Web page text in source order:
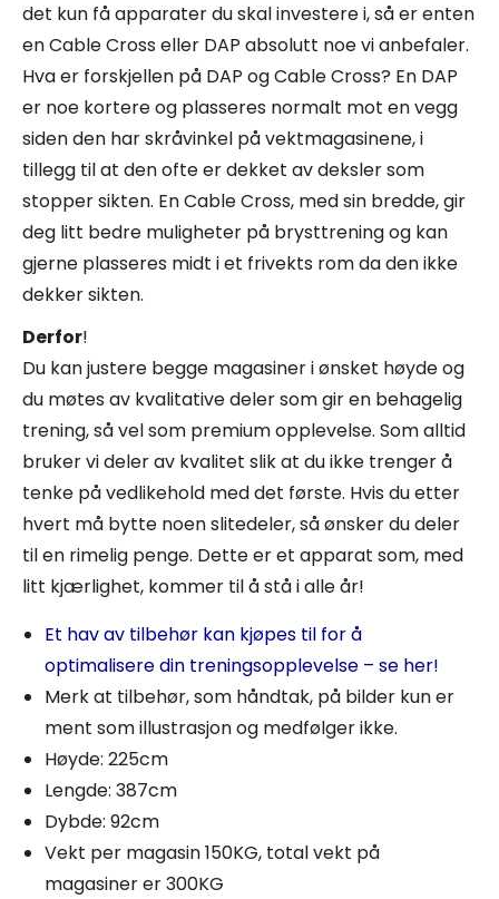
det kun få apparater du skal investere i, så er enten
en Cable Cross eller DAP absolutt noe vi anbefaler.
Hva er forskjellen på DAP og Cable Cross? En DAP
er noe kortere og plasseres normalt mot en vegg
siden den har skråvinkel på vektmagasinene, i
tillegg til at den ofte er dekket av deksler som
stopper sikten. En Cable Cross, med sin bredde, gir
deg litt bedre muligheter på brysttrening og kan
gjerne plasseres midt i et frivekts rom da den ikke
dekker sikten.
Derfor!
Du kan justere begge magasiner i ønsket høyde og
du møtes av kvalitative deler som gir en behagelig
trening, så vel som premium opplevelse. Som alltid
bruker vi deler av kvalitet slik at du ikke trenger å
tenke på vedlikehold med det første. Hvis du etter
hvert må bytte noen slitedeler, så ønsker du deler
til en rimelig penge. Dette er et apparat som, med
litt kjærlighet, kommer til å stå i alle år!
Et hav av tilbehør kan kjøpes til for å
optimalisere din treningsopplevelse – se her!
Merk at tilbehør, som håndtak, på bilder kun er
ment som illustrasjon og medfølger ikke.
Høyde: 225cm
Lengde: 387cm
Dybde: 92cm
Vekt per magasin 150KG, total vekt på
magasiner er 300KG